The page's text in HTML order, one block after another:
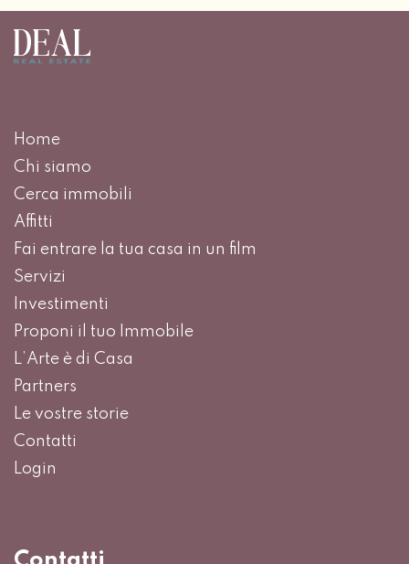
Home
Chi siamo
Cerca immobili
Affitti
Fai entrare la tua casa in un film
Servizi
Investimenti
Proponi il tuo Immobile
L’Arte è di Casa
Partners
Le vostre storie
Contatti
Login